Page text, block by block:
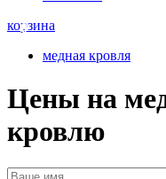
0
корзина
медная кровля
Цены на
кровлю